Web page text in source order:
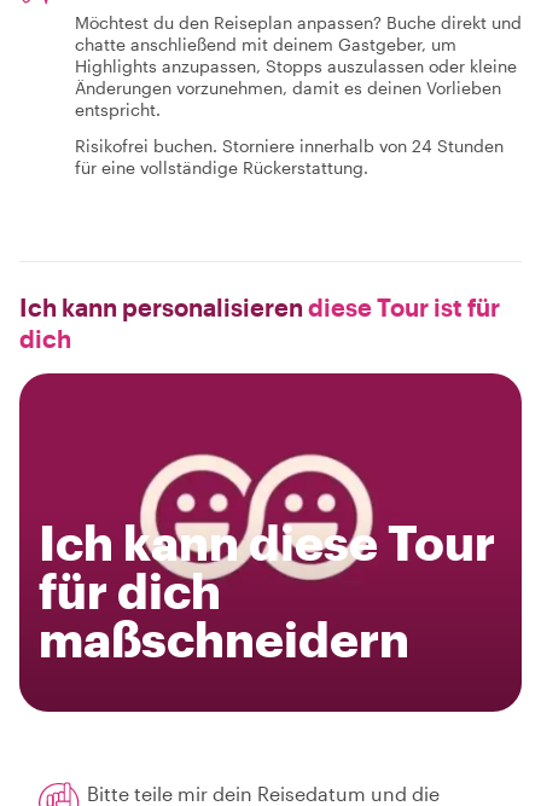
Möchtest du den Reiseplan anpassen? Buche direkt und
chatte anschließend mit deinem Gastgeber, um
Highlights anzupassen, Stopps auszulassen oder kleine
Änderungen vorzunehmen, damit es deinen Vorlieben
entspricht.
Risikofrei buchen. Storniere innerhalb von 24 Stunden
für eine vollständige Rückerstattung.
Ich kann personalisieren diese Tour ist für
dich
Ich kann diese Tour
für dich
maßschneidern
Bitte teile mir dein Reisedatum und die